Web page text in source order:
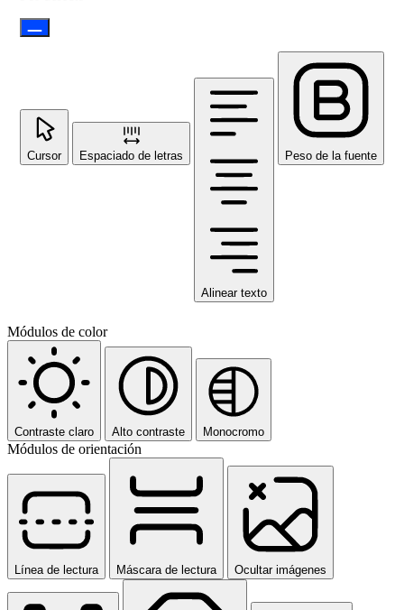
Cursor Espaciado de letras
Alinear texto
Peso de la fuente
Módulos de color
Contraste claro Alto contraste Monocromo
Módulos de orientación
Línea de lectura Máscara de lectura Ocultar imágenes